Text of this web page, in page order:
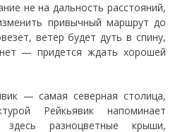
не на дальность расстояний,
привычный маршрут до
ветер будет дуть в спину,
— придется ждать хорошей
— самая северная столица,
Рейкьявик напоминает
разноцветные крыши,